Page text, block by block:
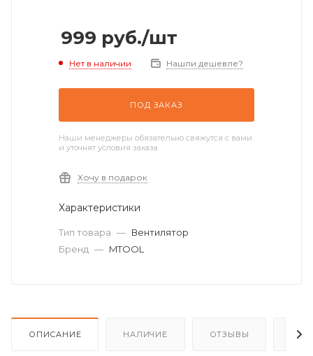
999 руб./шт
Нет в наличии Нашли дешевле?
ПОД ЗАКАЗ
Наши менеджеры обязательно свяжутся с вами
и уточнят условия заказа
Хочу в подарок
Характеристики
Тип товара — Вентилятор
Бренд — MTOOL
ОПИСАНИЕ НАЛИЧИЕ ОТЗЫВЫ